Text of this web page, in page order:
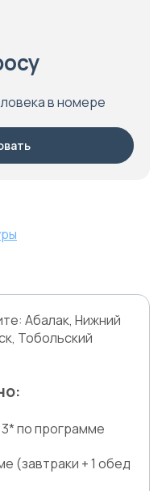
Абалак, Нижний
Тобольский
по программе
(завтраки + 1 обед
в номере